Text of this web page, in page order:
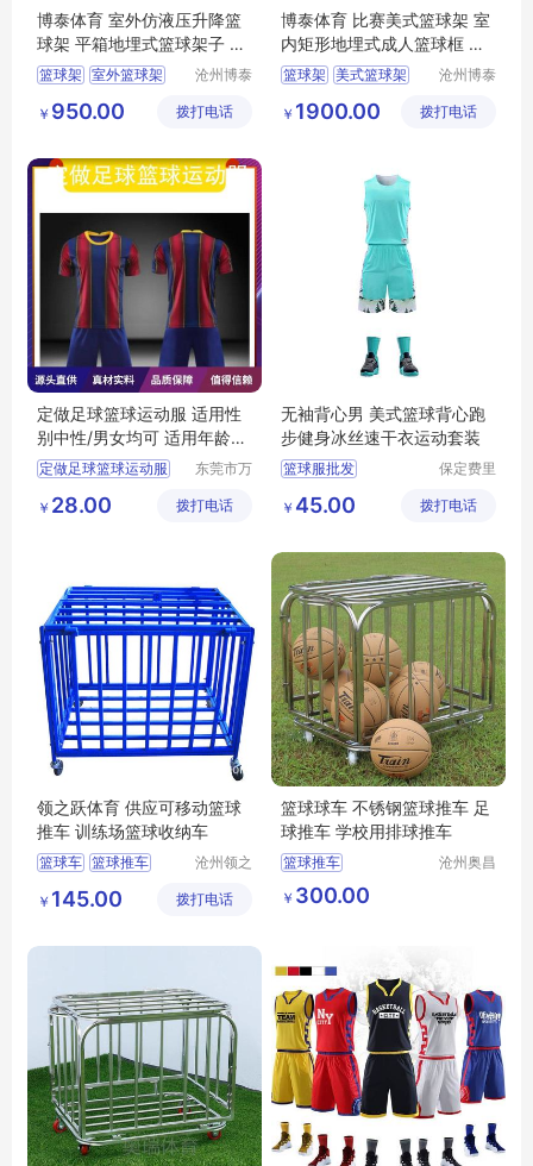
博泰体育 室外仿液压升降篮
球架 平箱地埋式篮球架子 质
量稳定
篮球架 室外篮球架
平箱篮球架
沧州博泰
有限公司
￥ 950.00 拨打电话
博泰体育 比赛美式篮球架 室
内矩形地埋式成人篮球框 支
持定制
篮球架 美式篮球架
成人篮球框
沧州博泰
有限公司
￥ 1900.00 拨打电话
定做足球篮球运动服 适用性
别中性/男女均可 适用年龄段
成年
定做足球篮球运动服
东莞市万
衣厂
￥ 28.00 拨打电话
无袖背心男 美式篮球背心跑
步健身冰丝速干衣运动套装
篮球服批发
篮球服厂家
篮球服生产
保定费里
限公司
￥ 45.00 拨打电话
领之跃体育 供应可移动篮球
推车 训练场篮球收纳车
篮球车 篮球推车
篮球收纳车
沧州领之
材制造有
￥ 145.00 拨打电话
篮球球车 不锈钢篮球推车 足
球推车 学校用排球推车
篮球推车
篮球推车厂家
篮球推车生产厂家
沧州奥昌
￥ 300.00